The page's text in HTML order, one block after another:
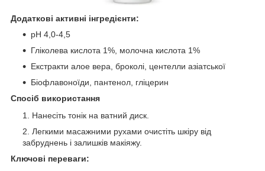
Додаткові активні інгредієнти:
pH 4,0-4,5
Гліколева кислота 1%, молочна кислота 1%
Екстракти алое вера, броколі, центелли азіатської
Біофлавоноїди, пантенол, гліцерин
Спосіб використання
Нанесіть тонік на ватний диск.
Легкими масажними рухами очистіть шкіру від
забруднень і залишків макіяжу.
Ключові переваги: